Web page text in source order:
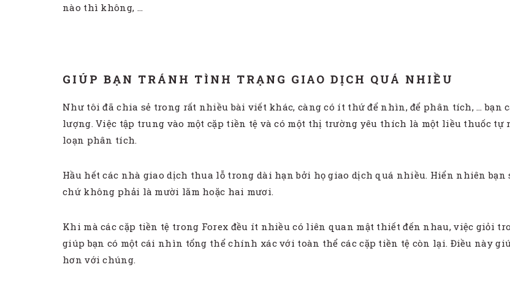
nào thì không, …
GIÚP BẠN TRÁNH TÌNH TRẠNG GIAO DỊCH QUÁ NHIỀU
Như tôi đã chia sẻ trong rất nhiều bài viết khác, càng có ít thứ để nhìn, để phân tích, … bạn
lượng. Việc tập trung vào một cặp tiền tệ và có một thị trường yêu thích là một liều thuốc
loạn phân tích.
Hầu hết các nhà giao dịch thua lỗ trong dài hạn bởi họ giao dịch quá nhiều. Hiển nhiên
chứ không phải là mười lăm hoặc hai mươi.
Khi mà các cặp tiền tệ trong Forex đều ít nhiều có liên quan mật thiết đến nhau, việc giỏi
giúp bạn có một cái nhìn tổng thể chính xác với toàn thể các cặp tiền tệ còn lại. Điều này
hơn với chúng.